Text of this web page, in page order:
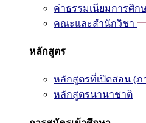
ค่าธรรมเนียมการศึก
คณะและสำนักวิชา
หลักสูตร
หลักสูตรที่เปิดสอน (ภ
หลักสูตรนานาชาติ